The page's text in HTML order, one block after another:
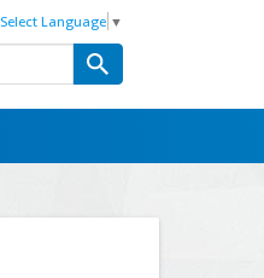
Select Language ▼